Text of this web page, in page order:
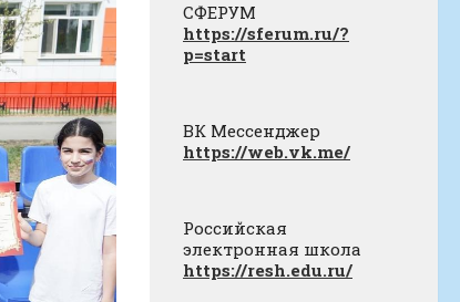
СФЕРУМ
https://sferum.ru/?
p=start
ВК Мессенджер
https://web.vk.me/
Российская
электронная школа
https://resh.edu.ru/